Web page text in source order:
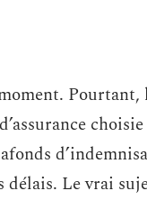
Le vrai